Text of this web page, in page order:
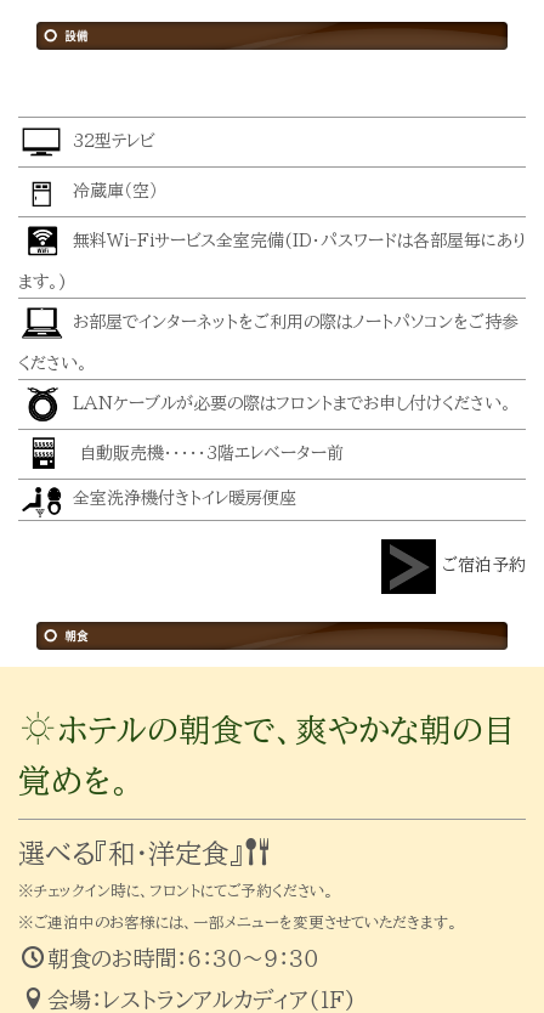
32型テレビ
冷蔵庫（空）
無料Wi-Fiサービス全室完備(ID・パスワードは各部屋毎にあり
ます。)
お部屋でインターネットをご利用の際はノートパソコンをご持参
ください。
LANケーブルが必要の際はフロントまでお申し付けください。
自動販売機・・・・・3階エレベーター前
全室洗浄機付きトイレ暖房便座
ご宿泊予約
ホテルの朝食で、爽やかな朝の目
覚めを。
選べる『和・洋定食』
※チェックイン時に、フロントにてご予約ください。
※ご連泊中のお客様には、一部メニューを変更させていただきます。
朝食のお時間：６：３０〜９：３０
会場：レストランアルカディア(１F)